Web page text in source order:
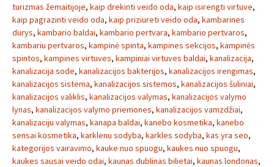
turizmas žemaitijoje, kaip drekinti veido oda, kaip isirengti virtuve,
kaip pagrazinti veido oda, kaip priziureti veido oda, kambarines
durys, kambario baldai, kambario pertvara, kambario pertvaros,
kambariu pertvaros, kampinė spinta, kampines sekcijos, kampinės
spintos, kampines virtuves, kampiniai virtuves baldai, kanalizacija,
kanalizacija sode, kanalizacijos bakterijos, kanalizacijos irengimas,
kanalizacijos sistema, kanalizacijos sistemos, kanalizacijos šuliniai,
kanalizacijos valiklis, kanalizacijos valymas, kanalizacijos valymo
lynas, kanalizacijos valymo priemones, kanalizacijos vamzdžiai,
kanalizaciju valymas, kanapa baldai, kanebo kosmetika, kanebo
sensai kosmetika, karklenu sodyba, karkles sodyba, kas yra seo,
kategorijos vairavimo, kauke nuo spuogu, kaukes nuo spuogu,
kaukes sausai veido odai, kaunas dublinas bilietai, kaunas londonas,